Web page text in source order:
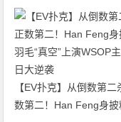
WSOP主赛迎来最终对决
【EV扑克】从倒数第二
数第二！Han Feng身披